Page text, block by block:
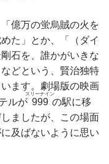
億万の蛍烏賊の火を
た」とか、「（ダイ
石を、誰かがいきな
どという、賢治独特
ます。劇場版の映画
ルが 999
スリーナイン
の駅に移
ましたが、この場面
及ばないように思い